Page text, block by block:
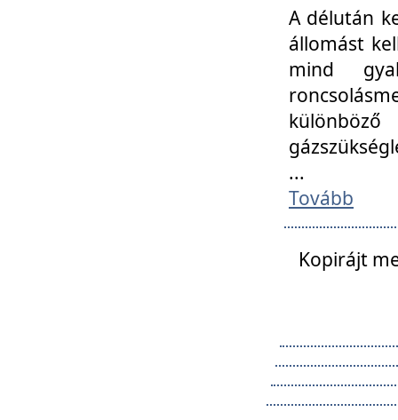
A délután
állomást
mind
...
Tovább
Kopirájt